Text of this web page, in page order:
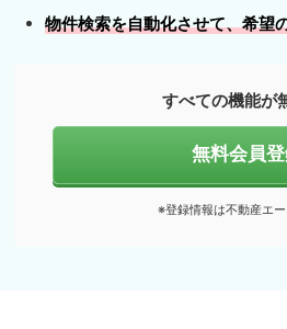
物件検索を自動化させて、希望
すべての機能が
無料会員
※登録情報は不動産エ